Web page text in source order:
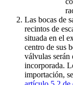
Las bocas de
recintos de
situada en el
centro de sus
válvulas serán
incorporada.
importación,